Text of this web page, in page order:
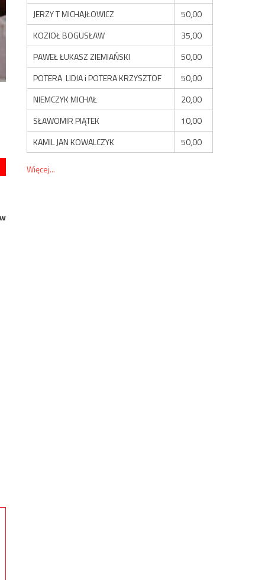
JERZY T MICHAJŁOWICZ
50,00
KOZIOŁ BOGUSŁAW
35,00
PAWEŁ ŁUKASZ ZIEMIAŃSKI
50,00
POTERA LIDIA i POTERA KRZYSZTOF
50,00
NIEMCZYK MICHAŁ
20,00
SŁAWOMIR PIĄTEK
10,00
KAMIL JAN KOWALCZYK
50,00
Więcej...